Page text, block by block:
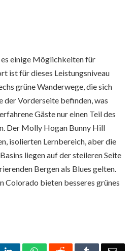
einige Möglichkeiten für
ist für dieses Leistungsniveau
grüne Wanderwege, die sich
der Vorderseite befinden, was
Gäste nur einen Teil des
Der Molly Hogan Bunny Hill
isolierten Lernbereich, aber die
liegen auf der steileren Seite
Bergen als Blues gelten.
Colorado bieten besseres grünes